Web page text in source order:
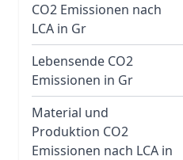
CO2 Emissionen nach
LCA in Gr
Lebensende CO2
Emissionen in Gr
Material und
Produktion CO2
Emissionen nach LCA in